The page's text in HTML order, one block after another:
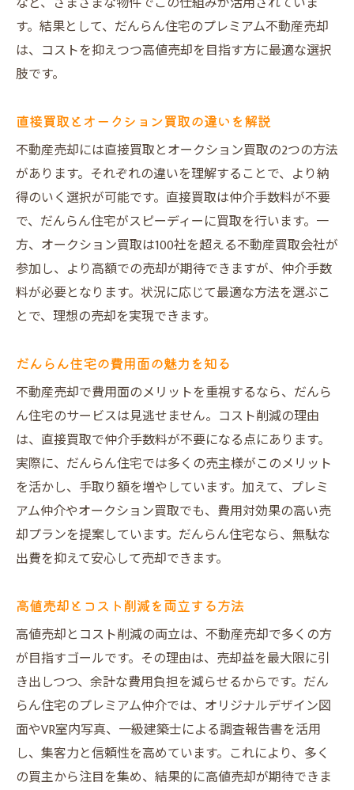
す。結果として、だんらん住宅のプレミアム不動産売却
は、コストを抑えつつ高値売却を目指す方に最適な選択
肢です。
直接買取とオークション買取の違いを解説
不動産売却には直接買取とオークション買取の2つの方法
があります。それぞれの違いを理解することで、より納
得のいく選択が可能です。直接買取は仲介手数料が不要
で、だんらん住宅がスピーディーに買取を行います。一
方、オークション買取は100社を超える不動産買取会社が
参加し、より高額での売却が期待できますが、仲介手数
料が必要となります。状況に応じて最適な方法を選ぶこ
とで、理想の売却を実現できます。
だんらん住宅の費用面の魅力を知る
不動産売却で費用面のメリットを重視するなら、だんら
ん住宅のサービスは見逃せません。コスト削減の理由
は、直接買取で仲介手数料が不要になる点にあります。
実際に、だんらん住宅では多くの売主様がこのメリット
を活かし、手取り額を増やしています。加えて、プレミ
アム仲介やオークション買取でも、費用対効果の高い売
却プランを提案しています。だんらん住宅なら、無駄な
出費を抑えて安心して売却できます。
高値売却とコスト削減を両立する方法
高値売却とコスト削減の両立は、不動産売却で多くの方
が目指すゴールです。その理由は、売却益を最大限に引
き出しつつ、余計な費用負担を減らせるからです。だん
らん住宅のプレミアム仲介では、オリジナルデザイン図
面やVR室内写真、一級建築士による調査報告書を活用
し、集客力と信頼性を高めています。これにより、多く
の買主から注目を集め、結果的に高値売却が期待できま